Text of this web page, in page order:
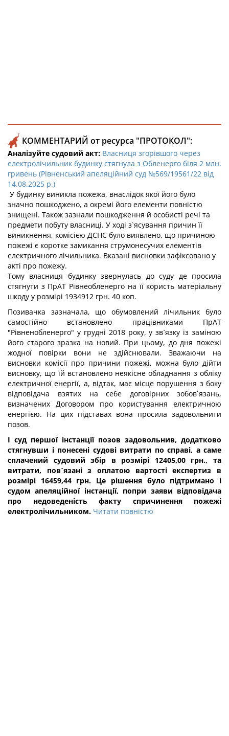
КОММЕНТАРИЙ от ресурса "ПРОТОКОЛ":
Аналізуйте судовий акт: Власниця згорівшого через
електролічильник будинку стягнула з Обленерго біля 2 млн.
гривень (Рівненський апеляційний суд №569/19561/22 від
14.08.2025 р.)
У будинку виникла пожежа, внаслідок якої його було
значно пошкоджено, а окремі його елементи повністю
знищені. Також зазнали пошкодження й особисті речі та
предмети побуту власниці. У ході з`ясування причин її
виникнення, комісією ДСНС було виявлено, що причиною
пожежі є коротке замикання струмонесучих елементів
електричного лічильника. Вказані висновки зафіксовано у
акті про пожежу.
Тому власниця будинку звернулась до суду де просила
стягнути з ПрАТ Рівнеобленерго на її користь матеріальну
шкоду у розмірі 1934912 грн. 40 коп.
Позивачка зазначала, що обумовлений лічильник було
самостійно встановлено працівниками ПрАТ
"Рівненобленерго" у грудні 2018 року, у зв`язку із заміною
його старого зразка на новий. При цьому, до дня пожежі
жодної повірки вони не здійснювали. Зважаючи на
висновки комісії про причини пожежі, можна було дійти
висновку, що їй встановлено неякісне обладнання з обліку
електричної енергії, а, відтак, має місце порушення з боку
відповідача взятих на себе договірних зобов`язань,
визначених Договором про користування електричною
енергією. На цих підставах вона просила задовольнити
позов.
І суд першої інстанції позов задовольнив, додатково
стягнувши і понесені судові витрати по справі, а саме
сплачений судовий збір в розмірі 12405,00 грн., та
витрати, пов`язані з оплатою вартості експертиз в
розмірі 16459,44 грн. Це рішення було підтримано і
судом апеляційної інстанції, попри заяви відповідача
про недоведеність факту спричинення пожежі
електролічильником. Читати повністю